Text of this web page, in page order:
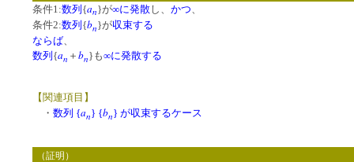
条件1:数列{an}が∞に発散し、 かつ
条件2:数列 {bn}が収束する
ならば
数列 {an ＋ bn}も∞に発散する
【関連項目】
・ 数列 {an} {bn} が収束するケース
（証明）